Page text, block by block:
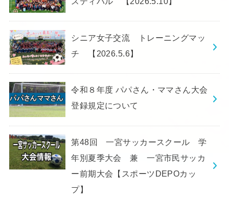
シニア女子交流 トレーニングマッ
チ 【2026.5.6】
令和８年度 パパさん・ママさん大会
登録規定について
第48回 一宮サッカースクール 学
年別夏季大会 兼 一宮市民サッカ
ー前期大会【スポーツDEPOカッ
プ】